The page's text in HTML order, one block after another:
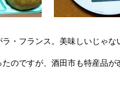
・フランス。美味しいじゃな
のですが、酒田市も特産品